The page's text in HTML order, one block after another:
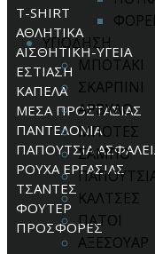
ΥΠΟΔΗΣΗ
ΜΠΟΤΑΚΙ
ΣΚΑΡΠΙΝΙ
ΑΡΒΥΛΟ
ΜΠΟΤΕΣ
ΣΑΜΠΟ
ΠΑΠΟΥΤΣΙΑ
ΚΑΛΤΣΕΣ
ΠΑΤΟΙ
ΑΞΕΣΟΥΑΡ
T-SHIRT
ΑΘΛΗΤΙΚΑ
ΑΙΣΘΗΤΙΚΗ-ΥΓΕΙΑ
ΕΣΤΙΑΣΗ
ΚΑΠΕΛΑ
ΜΕΣΑ ΠΡΟΣΤΑΣΙΑΣ
ΠΑΝΤΕΛΟΝΙΑ
ΠΑΠΟΥΤΣΙΑ
ΡΟΥΧΑ ΕΡΓΑΣΙΑΣ
ΤΣΑΝΤΕΣ
ΦΟΥΤΕΡ
ΠΡΟΣΦΟΡΕΣ